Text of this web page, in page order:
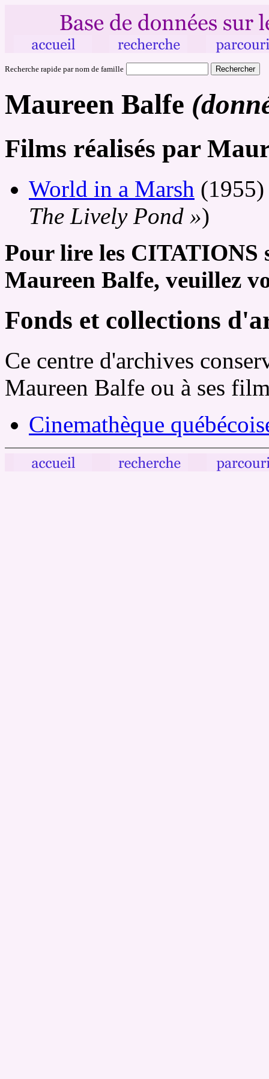
Recherche rapide par nom de famille
Maureen Balfe
Films réalisés par
World in a Marsh
The Lively Pond »)
Pour lire les CITATIONS
Maureen Balfe, veuillez
Fonds et collections
Ce centre d'archives
Maureen Balfe ou à ses
Cinemathèque